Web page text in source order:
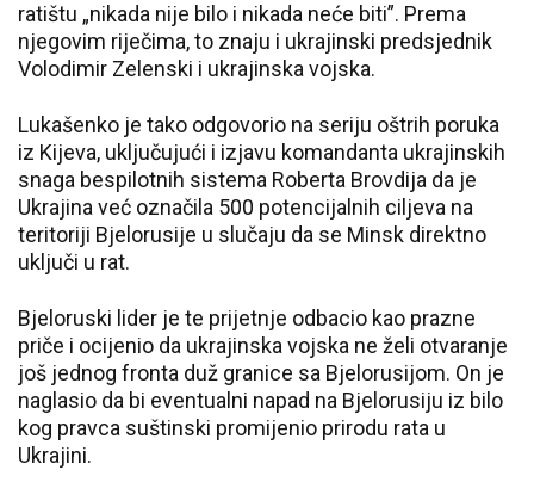
ratištu „nikada nije bilo i nikada neće biti”. Prema
njegovim riječima, to znaju i ukrajinski predsjednik
Volodimir Zelenski i ukrajinska vojska.
Lukašenko je tako odgovorio na seriju oštrih poruka
iz Kijeva, uključujući i izjavu komandanta ukrajinskih
snaga bespilotnih sistema Roberta Brovdija da je
Ukrajina već označila 500 potencijalnih ciljeva na
teritoriji Bjelorusije u slučaju da se Minsk direktno
uključi u rat.
Bjeloruski lider je te prijetnje odbacio kao prazne
priče i ocijenio da ukrajinska vojska ne želi otvaranje
još jednog fronta duž granice sa Bjelorusijom. On je
naglasio da bi eventualni napad na Bjelorusiju iz bilo
kog pravca suštinski promijenio prirodu rata u
Ukrajini.